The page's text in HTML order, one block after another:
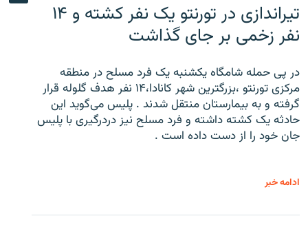
تیراندازی در تورنتو یک نفر کشته و ۱۴
نفر زخمی بر جای گذاشت
در پی حمله شامگاه یکشنبه یک فرد مسلح در منطقه
مرکزی تورنتو ،‌بزرگترین شهر کانادا،۱۴ نفر هدف گلوله قرار
گرفته و به بیمارستان منتقل شدند . پلیس می‌گوید این
حادثه یک کشته داشته و فرد مسلح نیز دردرگیری با پلیس
جان خود را از دست داده است .
ادامه خبر